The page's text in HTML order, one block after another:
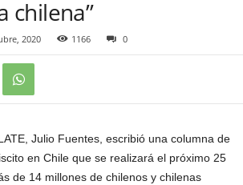
chilena”
2020 1166 0
Julio Fuentes, escribió una columna de
en Chile que se realizará el próximo 25
de 14 millones de chilenos y chilenas